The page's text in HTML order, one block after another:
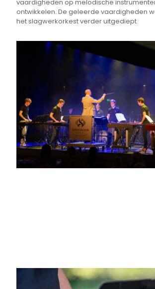
vaardigheden op melodische
ontwikkelen. De geleerde vaardigheden
het slagwerkorkest verder uitgediept.